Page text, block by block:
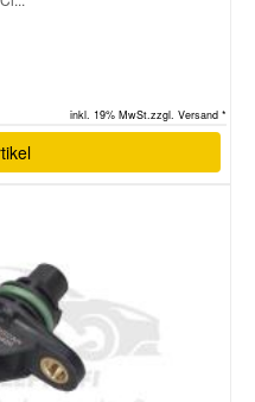
inkl. 19% MwSt.zzgl. Versand *